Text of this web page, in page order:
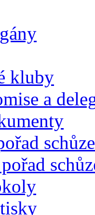
kluby
a
schůze